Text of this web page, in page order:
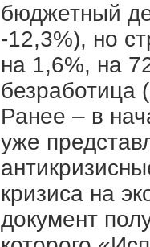
бюджетный
-12,3%), но
на 1,6%, на
безработица
Ранее – в
уже
кризиса на
документ